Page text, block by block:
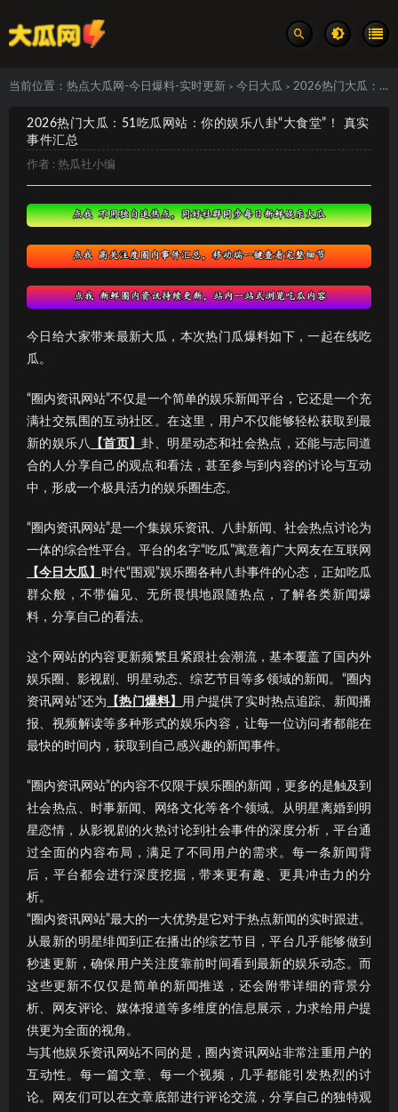
当前位置： 热点大瓜网-今日爆料-实时更新 > 今日大瓜 > 2026热门大瓜：51吃瓜网站：你的娱乐八卦“大食堂”！ 真实事件汇总
2026热门大瓜：51吃瓜网站：你的娱乐八卦“大食堂”！ 真实
事件汇总
作者 : 热瓜社小编
今日给大家带来最新大瓜，本次热门瓜爆料如下，一起在线吃
瓜。
“圈内资讯网站”不仅是一个简单的娱乐新闻平台，它还是一个充
满社交氛围的互动社区。在这里，用户不仅能够轻松获取到最
新的娱乐八
【首页】卦、明星动态和社会热点，还能与志同道
合的人分享自己的观点和看法，甚至参与到内容的讨论与互动
中，形成一个极具活力的娱乐圈生态。
“圈内资讯网站”是一个集娱乐资讯、八卦新闻、社会热点讨论为
一体的综合性平台。平台的名字“吃瓜”寓意着广大网友在互联网
【今日大瓜】
时代“围观”娱乐圈各种八卦事件的心态，正如吃瓜
群众般，不带偏见、无所畏惧地跟随热点，了解各类新闻爆
料，分享自己的看法。
这个网站的内容更新频繁且紧跟社会潮流，基本覆盖了国内外
娱乐圈、影视剧、明星动态、综艺节目等多领域的新闻。“圈内
资讯网站”还为 【热门爆料】
用户提供了实时热点追踪、新闻播
报、视频解读等多种形式的娱乐内容，让每一位访问者都能在
最快的时间内，获取到自己感兴趣的新闻事件。
“圈内资讯网站”的内容不仅限于娱乐圈的新闻，更多的是触及到
社会热点、时事新闻、网络文化等各个领域。从明星离婚到明
星恋情，从影视剧的火热讨论到社会事件的深度分析，平台通
过全面的内容布局，满足了不同用户的需求。每一条新闻背
后，平台都会进行深度挖掘，带来更有趣、更具冲击力的分
析。
“圈内资讯网站”最大的一大优势是它对于热点新闻的实时跟进。
从最新的明星绯闻到正在播出的综艺节目，平台几乎能够做到
秒速更新，确保用户关注度靠前时间看到最新的娱乐动态。而
这些更新不仅仅是简单的新闻推送，还会附带详细的背景分
析、网友评论、媒体报道等多维度的信息展示，力求给用户提
供更为全面的视角。
与其他娱乐资讯网站不同的是，圈内资讯网站非常注重用户的
互动性。每一篇文章、每一个视频，几乎都能引发热烈的讨
论。网友们可以在文章底部进行评论交流，分享自己的独特观